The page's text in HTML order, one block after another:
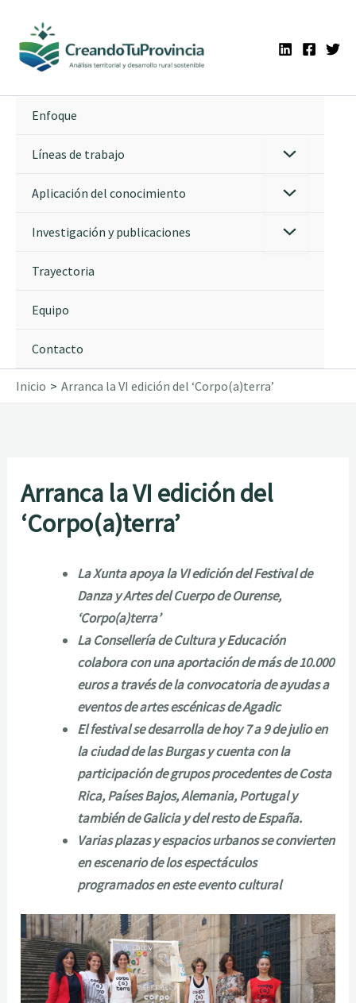
contenido
Enfoque
Líneas de trabajo
Aplicación del conocimiento
Investigación y publicaciones
Trayectoria
Equipo
Contacto
Inicio Arranca la VI edición del ‘Corpo(a)terra’
Arranca la VI edición del
‘Corpo(a)terra’
La Xunta apoya la VI edición del Festival de
Danza y Artes del Cuerpo de Ourense,
‘Corpo(a)terra’
La Consellería de Cultura y Educación
colabora con una aportación de más de 10.000
euros a través de la convocatoria de ayudas a
eventos de artes escénicas de Agadic
El festival se desarrolla de hoy 7 a 9 de julio en
la ciudad de las Burgas y cuenta con la
participación de grupos procedentes de Costa
Rica, Países Bajos, Alemania, Portugal y
también de Galicia y del resto de España.
Varias plazas y espacios urbanos se convierten
en escenario de los espectáculos
programados en este evento cultural